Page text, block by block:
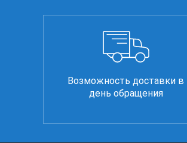
Возможность доставки в
день обращения